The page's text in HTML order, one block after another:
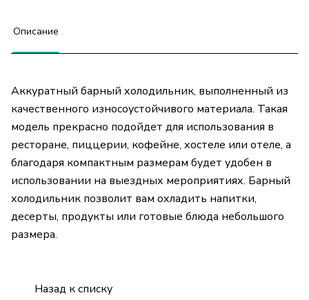
Описание
Аккуратный барный холодильник, выполненный из
качественного износоустойчивого материала. Такая
модель прекрасно подойдет для использования в
ресторане, пиццерии, кофейне, хостеле или отеле, а
благодаря компактным размерам будет удобен в
использовании на выездных мероприятиях. Барный
холодильник позволит вам охладить напитки,
десерты, продукты или готовые блюда небольшого
размера.
Назад к списку